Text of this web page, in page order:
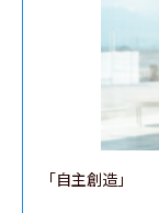
「自主創造」